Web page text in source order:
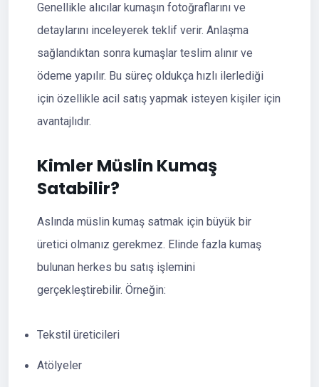
Genellikle alıcılar kumaşın fotoğraflarını ve
detaylarını inceleyerek teklif verir. Anlaşma
sağlandıktan sonra kumaşlar teslim alınır ve
ödeme yapılır. Bu süreç oldukça hızlı ilerlediği
için özellikle acil satış yapmak isteyen kişiler için
avantajlıdır.
Kimler Müslin Kumaş
Satabilir?
Aslında müslin kumaş satmak için büyük bir
üretici olmanız gerekmez. Elinde fazla kumaş
bulunan herkes bu satış işlemini
gerçekleştirebilir. Örneğin:
Tekstil üreticileri
Atölyeler